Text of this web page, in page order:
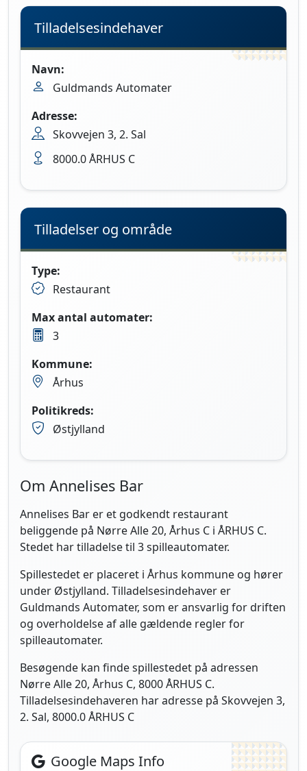
Tilladelsesindehaver
Navn:
Guldmands Automater
Adresse:
Skovvejen 3, 2. Sal
8000.0 ÅRHUS C
Tilladelser og område
Type:
Restaurant
Max antal automater:
3
Kommune:
Århus
Politikreds:
Østjylland
Om Annelises Bar
Annelises Bar er et godkendt restaurant
beliggende på Nørre Alle 20, Århus C i ÅRHUS C.
Stedet har tilladelse til 3 spilleautomater.
Spillestedet er placeret i Århus kommune og hører
under Østjylland. Tilladelsesindehaver er
Guldmands Automater, som er ansvarlig for driften
og overholdelse af alle gældende regler for
spilleautomater.
Besøgende kan finde spillestedet på adressen
Nørre Alle 20, Århus C, 8000 ÅRHUS C.
Tilladelsesindehaveren har adresse på Skovvejen 3,
2. Sal, 8000.0 ÅRHUS C
Google Maps Info